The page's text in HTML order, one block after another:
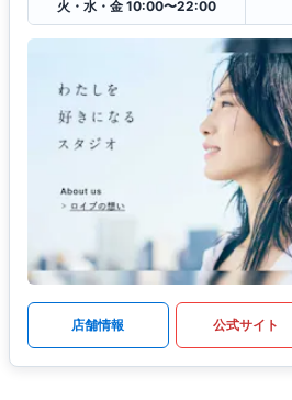
火・水・金 10:00〜22:00
店舗情報 公式サイト